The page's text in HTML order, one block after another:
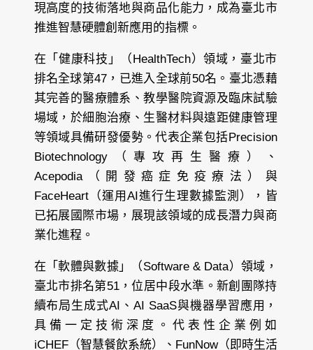
現高度的技術落地與商品化能力，成為臺北市
推進智慧硬體創新應用的指標。
在「健康科技」（HealthTech）領域，臺北市
排名全球第47，已進入全球前50名。臺北憑藉
其完善的醫療體系、教學醫院資源及臨床試驗
場域，於細胞治療、生醫材料與遠距健康管理
等領域具備研發優勢。代表企業包括Precision
Biotechnology（專攻再生醫療）、
Acepodia（開發癌症免疫療法）與
FaceHeart（運用AI進行生理數據監測），皆
已拓展國際市場，展現該領域的成長潛力與商
業化進程。
在「軟體與數據」（Software & Data）領域，
臺北市排名第51，位居中段水準。新創團隊持
續布局生成式AI、AI SaaS與機器學習應用，
具備一定技術深度。代表性企業例如
iCHEF（智慧餐飲系統）、FunNow（即時生活